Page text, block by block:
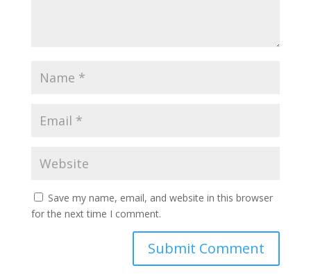
Save my name, email, and website in this browser
for the next time I comment.